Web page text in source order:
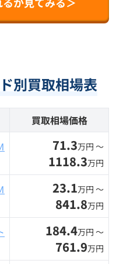
別買取相場表
買取相場価格
71.3万円 〜
1118.3万円
23.1万円 〜
841.8万円
184.4万円 〜
761.9万円